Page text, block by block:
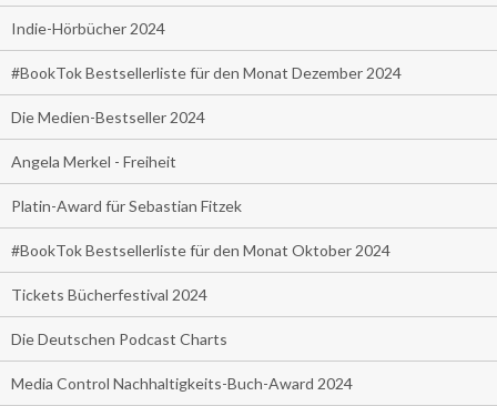
Indie-Hörbücher 2024
#BookTok Bestsellerliste für den Monat Dezember 2024
Die Medien-Bestseller 2024
Angela Merkel - Freiheit
Platin-Award für Sebastian Fitzek
#BookTok Bestsellerliste für den Monat Oktober 2024
Tickets Bücherfestival 2024
Die Deutschen Podcast Charts
Media Control Nachhaltigkeits-Buch-Award 2024